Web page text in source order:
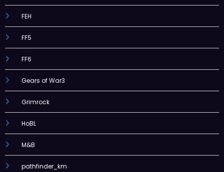
FEH
FF5
FF6
Gears of War3
Grimrock
HoBL
M&B
pathfinder_km